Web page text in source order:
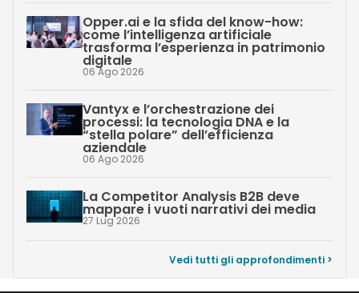
Opper.ai e la sfida del know-how:
come l’intelligenza artificiale
trasforma l’esperienza in patrimonio
digitale
06 Ago 2026
Vantyx e l’orchestrazione dei
processi: la tecnologia DNA e la
“stella polare” dell’efficienza
aziendale
06 Ago 2026
La Competitor Analysis B2B deve
mappare i vuoti narrativi dei media
27 Lug 2026
Vedi tutti gli approfondimenti >